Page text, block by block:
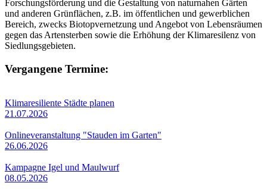
Forschungsförderung und die Gestaltung von naturnahen Gärten
und anderen Grünflächen, z.B. im öffentlichen und gewerblichen
Bereich, zwecks Biotopvernetzung und Angebot von Lebensräumen
gegen das Artensterben sowie die Erhöhung der Klimaresilenz von
Siedlungsgebieten.
Vergangene Termine:
Klimaresiliente Städte planen
21.07.2026
Onlineveranstaltung "Stauden im Garten"
26.06.2026
Kampagne Igel und Maulwurf
08.05.2026